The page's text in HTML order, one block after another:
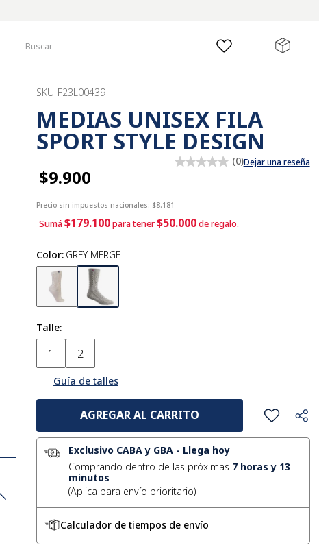
SKU F23L00439
MEDIAS UNISEX FILA
SPORT STYLE DESIGN
(0)Dejar una reseña
$9.900
Precio sin impuestos nacionales: $8.181
Sumá$179.100para tener$50.000de regalo.
Color: GREY MERGE
Talle
1 2
Guía de talles
AGREGAR AL CARRITO
Exclusivo CABA y GBA- Llega hoy
Comprando dentro de las próximas 7horas y 13
minutos
Calculador de tiempos de envío